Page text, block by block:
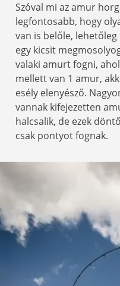
Szóval mi az amur
legfontosabb, hogy
van is belőle,
egy kicsit
valaki amurt fogni,
mellett van 1 amur,
esély elenyésző.
vannak kifejezetten
halcsalik, de ezek
csak pontyot fognak.